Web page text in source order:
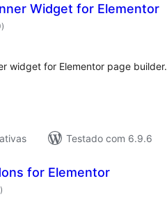
Widget for Elementor
total
de
)
widget for Elementor page builder.
Testado com 6.9.6
for Elementor
total
de
)